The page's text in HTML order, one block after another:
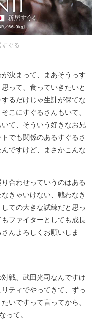
すぐる
決まって、まあそうっす
って、食っていきたいと
るだけじゃ生計が保てな
こにすぐるさんもいて、
て、そういう好きなお兄
でも関係のあるすぐるさ
ですけど、まさかこんな
合わせっていうのはある
きゃいけない、戦わなき
ての大きな試練だと思っ
ファイターとしても成長
んよろしくお願いしま
戦、武田光司なんですけ
ティでやってきて、ずっ
いですって言ってから、
って。